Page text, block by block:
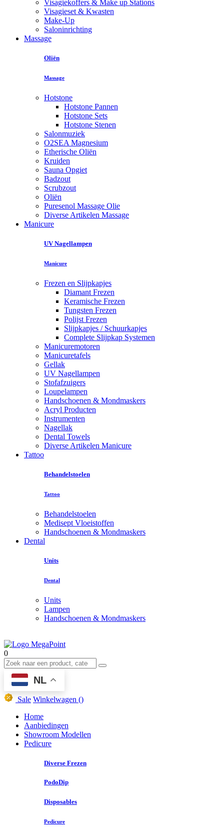
Visagiekoffers & Make up Stations
Visagieset & Kwasten
Make-Up
Saloninrichting
Massage
Oliën
Massage
Hotstone
Hotstone Pannen
Hotstone Sets
Hotstone Stenen
Salonmuziek
O2SEA Magnesium
Etherische Oliën
Kruiden
Sauna Opgiet
Badzout
Scrubzout
Oliën
Puresenol Massage Olie
Diverse Artikelen Massage
Manicure
UV Nagellampen
Manicure
Frezen en Slijpkapjes
Diamant Frezen
Keramische Frezen
Tungsten Frezen
Polijst Frezen
Slijpkapjes / Schuurkapjes
Complete Slijpkap Systemen
Manicuremotoren
Manicuretafels
Gellak
UV Nagellampen
Stofafzuigers
Loupelampen
Handschoenen & Mondmaskers
Acryl Producten
Instrumenten
Nagellak
Dental Towels
Diverse Artikelen Manicure
Tattoo
Behandelstoelen
Tattoo
Behandelstoelen
Medisept Vloeistoffen
Handschoenen & Mondmaskers
Dental
Units
Dental
Units
Lampen
Handschoenen & Mondmaskers
0
NL
Sale Winkelwagen ()
Home
Aanbiedingen
Showroom Modellen
Pedicure
Diverse Frezen
PodoDip
Disposables
Pedicure